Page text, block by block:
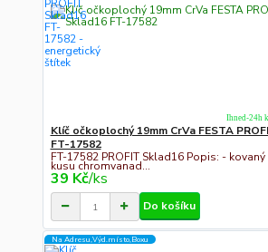
Klíč očkoplochý 19mm CrVa FESTA
FT-17582
FT-17582 PROFIT Sklad16 Popis: -
kusu chromvanad...
39 Kč/ks
Ihned-24h
Do košíku
Na Adresu,Výd.místo,Boxu